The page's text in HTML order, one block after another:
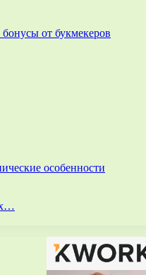
от букмекеров
особенности